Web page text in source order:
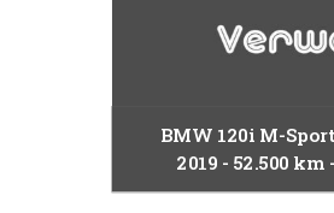
BMW 120i M-
2019 52.500 km